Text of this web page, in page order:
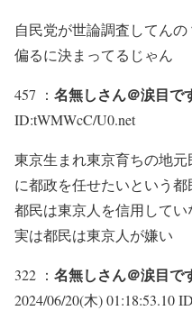
自民党が世論調査してんの
偏るに決まってるじゃん
457 ： 名無しさん＠涙目で
ID:tWMWcC/U0.net
東京生まれ東京育ちの地
に都政を任せたいという都
都民は東京人を信用してい
実は都民は東京人が嫌い
322 ： 名無しさん＠涙目で
2024/06/20(木) 01:18:53.10